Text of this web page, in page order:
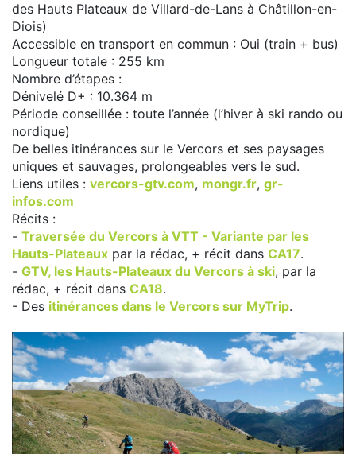
des Hauts Plateaux de Villard-de-Lans à Châtillon-en-
Diois)
Accessible en transport en commun : Oui (train + bus)
Longueur totale : 255 km
Nombre d’étapes :
Dénivelé D+ : 10.364 m
Période conseillée : toute l’année (l’hiver à ski rando ou
nordique)
De belles itinérances sur le Vercors et ses paysages
uniques et sauvages, prolongeables vers le sud.
Liens utiles : vercors-gtv.com, mongr.fr, gr-
infos.com
Récits :
- Traversée du Vercors à VTT - Variante par les
Hauts-Plateaux par la rédac, + récit dans CA17.
- GTV, les Hauts-Plateaux du Vercors à ski, par la
rédac, + récit dans CA18.
- Des itinérances dans le Vercors sur MyTrip.